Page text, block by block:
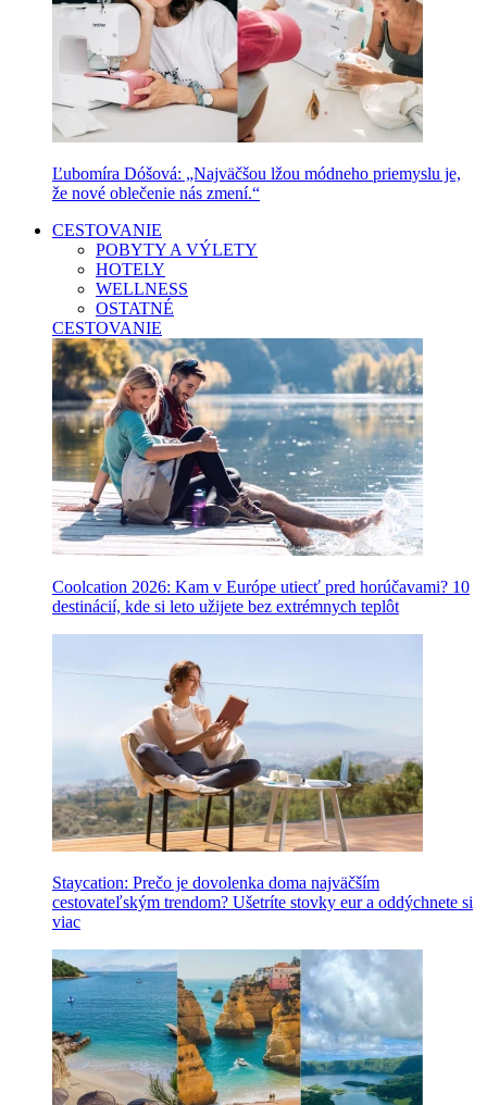
Ľubomíra Dóšová: „Najväčšou lžou módneho priemyslu je,
že nové oblečenie nás zmení.“
CESTOVANIE
POBYTY A VÝLETY
HOTELY
WELLNESS
OSTATNÉ
CESTOVANIE
Coolcation 2026: Kam v Európe utiecť pred horúčavami? 10
destinácií, kde si leto užijete bez extrémnych teplôt
Staycation: Prečo je dovolenka doma najväčším
cestovateľským trendom? Ušetríte stovky eur a oddýchnete si
viac